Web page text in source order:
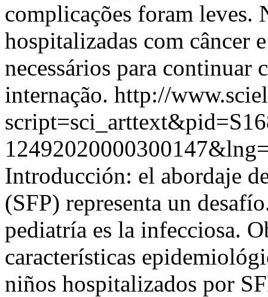
complicações foram leves.
hospitalizadas com câncer
necessários para continuar
internação. http://
Introducción: el abordaje
(SFP) representa un
pediatría es la infecciosa.
características
niños hospitalizados por